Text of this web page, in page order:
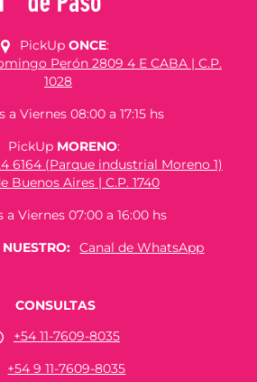
PickUp ONCE:
Perón 2809 4 E CABA | C.P.
1028
a Viernes 08:00 a 17:15 hs
PickUp MORENO:
6164 (Parque industrial Moreno 1)
Buenos Aires | C.P. 1740
a Viernes 07:00 a 16:00 hs
Canal de WhatsApp
CONSULTAS
+54 11-7609-8035
+54 9 11-7609-8035